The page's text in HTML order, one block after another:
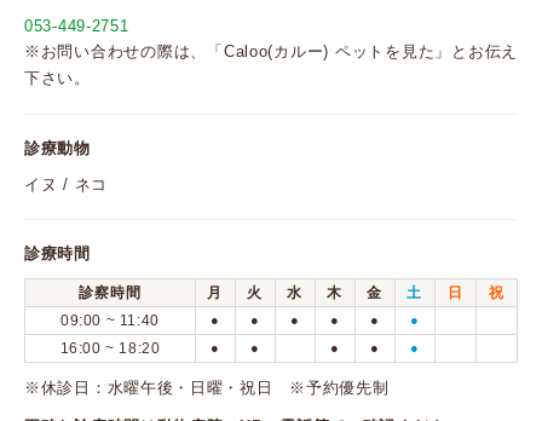
053-449-2751
※お問い合わせの際は、「Caloo(カルー) ペットを見た」とお伝え
下さい。
診療動物
イヌ / ネコ
診療時間
診察時間 月 火 水 木 金 土 日
祝
09:00 ~ 11:40
● ● ● ● ● ●
16:00 ~ 18:20 ● ● ● ● ●
※休診日：水曜午後・日曜・祝日 ※予約優先制